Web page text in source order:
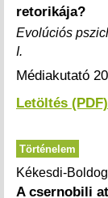
retorikája?
Evolúciós
I.
Médiakutató
Letöltés (PDF)
Történelem
Kékesdi-
A csernobili